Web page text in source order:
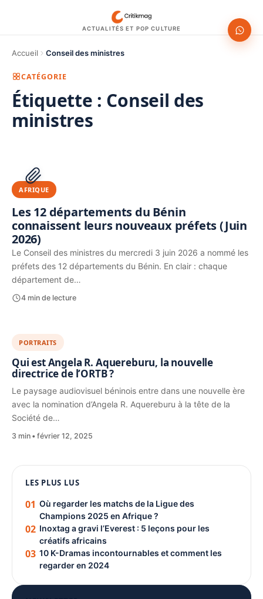
ACTUALITÉS ET POP CULTURE
Accueil Conseil des ministres
CATÉGORIE
Étiquette : Conseil des
ministres
PUBLICITÉ
AFRIQUE
Les 12 départements du Bénin
connaissent leurs nouveaux préfets (Juin
2026)
Le Conseil des ministres du mercredi 3 juin 2026 a nommé les
préfets des 12 départements du Bénin. En clair : chaque
département de…
4 min de lecture
PORTRAITS
Qui est Angela R. Aquereburu, la nouvelle
directrice de l’ORTB ?
Le paysage audiovisuel béninois entre dans une nouvelle ère
avec la nomination d’Angela R. Aquereburu à la tête de la
Société de…
3 min février 12, 2025
PUBLICITÉ
LES PLUS LUS
01 Où regarder les matchs de la Ligue des
Champions 2025 en Afrique ?
02 Inoxtag a gravi l’Everest : 5 leçons pour les
créatifs africains
03 10 K-Dramas incontournables et comment les
regarder en 2024